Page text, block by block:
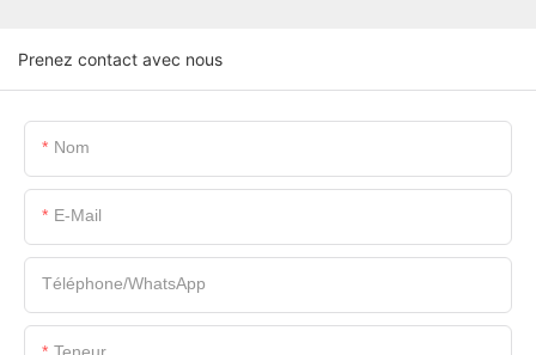
Prenez contact avec nous
Nom
E-Mail
Téléphone/WhatsApp